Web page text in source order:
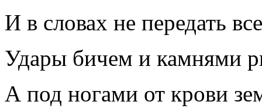
И в словах не передать
Удары бичем и камнями
А под ногами от крови